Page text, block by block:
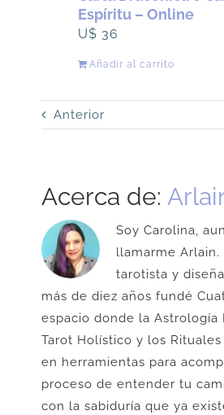
Espíritu – Online
U$ 36
Añadir al carrito
Anterior
Acerca de:
Soy Carolina,
llamarme Arlain.
tarotista y
más de diez años fundé
espacio donde la Astrología
Tarot Holístico y los
en herramientas para
proceso de entender tu
con la sabiduría que ya